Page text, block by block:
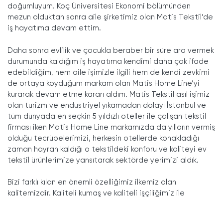
doğumluyum. Koç Üniversitesi Ekonomi bölümünden
mezun olduktan sonra aile şirketimiz olan Matis Tekstil’de
iş hayatıma devam ettim.
Daha sonra evlilik ve çocukla beraber bir süre ara vermek
durumunda kaldığım iş hayatıma kendimi daha çok ifade
edebildiğim, hem aile işimizle ilgili hem de kendi zevkimi
de ortaya koyduğum markam olan Matis Home Line’yi
kurarak devam etme kararı aldım. Matis Tekstil asıl işimiz
olan turizm ve endüstriyel yıkamadan dolayı İstanbul ve
tüm dünyada en seçkin 5 yıldızlı oteller ile çalışan tekstil
firması iken Matis Home Line markamızda da yılların vermiş
olduğu tecrübelerimizi, herkesin otellerde konakladığı
zaman hayran kaldığı o tekstildeki konforu ve kaliteyi ev
tekstil ürünlerimize yansıtarak sektörde yerimizi aldık.
Bizi farklı kılan en önemli özelliğimiz ilkemiz olan
kalitemizdir. Kaliteli kumaş ve kaliteli işçiliğimiz ile